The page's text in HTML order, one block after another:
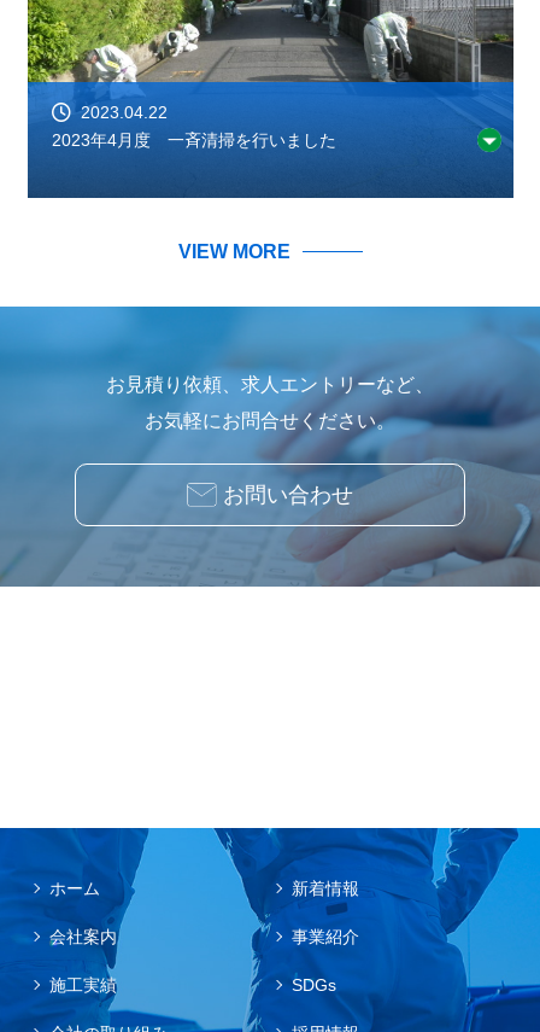
2023.04.22
2023年4月度 一斉清掃を行いました
VIEW MORE
お見積り依頼、求人エントリーなど、
お気軽にお問合せください。
お問い合わせ
ホーム 新着情報
会社案内 事業紹介
施工実績 SDGs